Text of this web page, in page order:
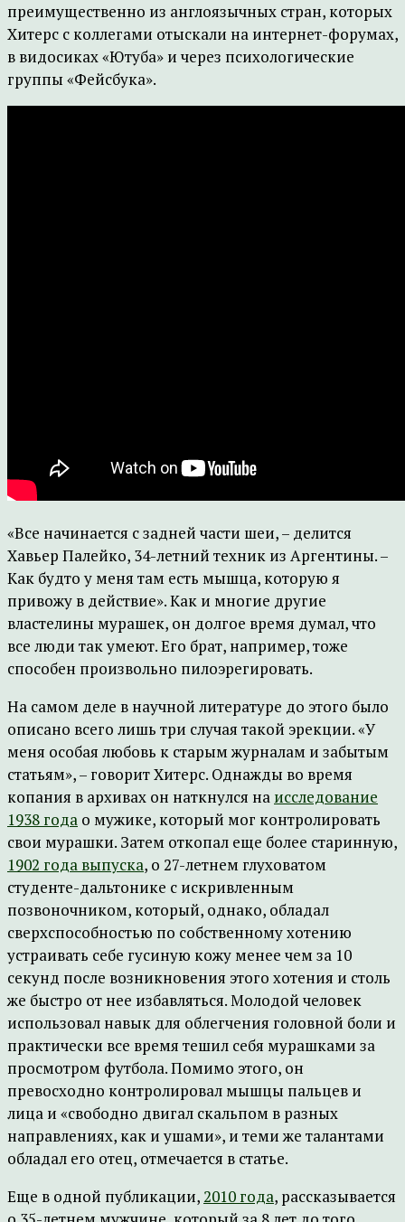
преимущественно из англоязычных стран, которых
Хитерс с коллегами отыскали на интернет-форумах,
в видосиках «Ютуба» и через психологические
группы «Фейсбука».
«Все начинается с задней части шеи, – делится
Хавьер Палейко, 34-летний техник из Аргентины. –
Как будто у меня там есть мышца, которую я
привожу в действие». Как и многие другие
властелины мурашек, он долгое время думал, что
все люди так умеют. Его брат, например, тоже
способен произвольно пилоэрегировать.
На самом деле в научной литературе до этого было
описано всего лишь три случая такой эрекции. «У
меня особая любовь к старым журналам и забытым
статьям», – говорит Хитерс. Однажды во время
копания в архивах он наткнулся на исследование
1938 года о мужике, который мог контролировать
свои мурашки. Затем откопал еще более старинную,
1902 года выпуска, о 27-летнем глуховатом
студенте-дальтонике с искривленным
позвоночником, который, однако, обладал
сверхспособностью по собственному хотению
устраивать себе гусиную кожу менее чем за 10
секунд после возникновения этого хотения и столь
же быстро от нее избавляться. Молодой человек
использовал навык для облегчения головной боли и
практически все время тешил себя мурашками за
просмотром футбола. Помимо этого, он
превосходно контролировал мышцы пальцев и
лица и «свободно двигал скальпом в разных
направлениях, как и ушами», и теми же талантами
обладал его отец, отмечается в статье.
Еще в одной публикации,2010 года, рассказывается